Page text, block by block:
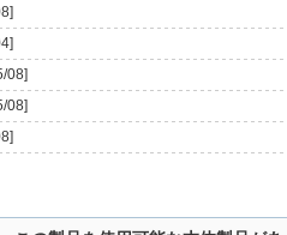
08]
08]